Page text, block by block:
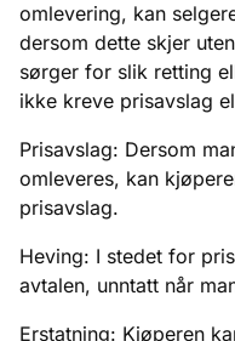
omlevering, kan
dersom dette skjer
sørger for slik retting
ikke kreve prisavslag
Prisavslag: Dersom
omleveres, kan
prisavslag.
Heving: I stedet for
avtalen, unntatt når
Erstatning: Kjøperen